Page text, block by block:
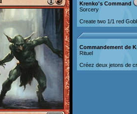
Krenko's Command
Sorcery
Create two 1/1 red
Commandement de
Rituel
Créez deux jetons de